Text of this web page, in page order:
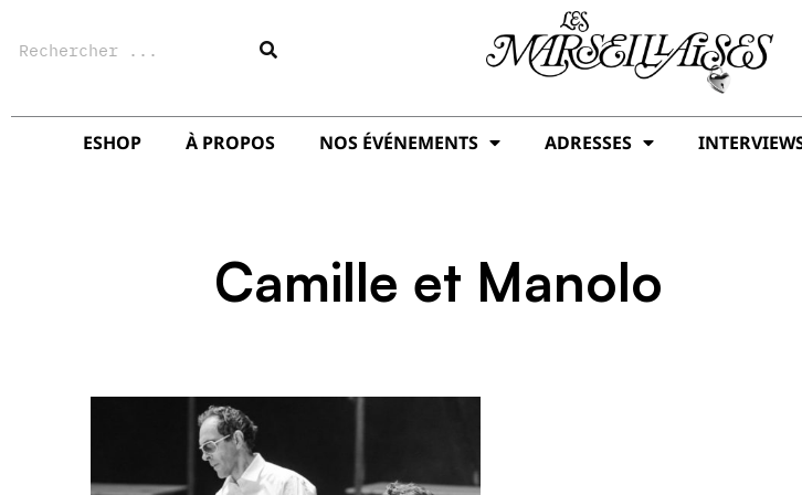
ESHOP À PROPOS NOS ÉVÉNEMENTS ADRESSES
Camille et Manolo